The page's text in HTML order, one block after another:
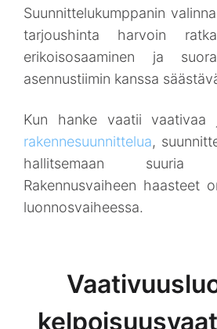
Suunnittelukumppanin
tarjoushinta harvoin
erikoisosaaminen ja
asennustiimin kanssa
Kun hanke vaatii vaativaa
rakennesuunnittelua,
hallitsemaan suuria
Rakennusvaiheen haasteet
luonnosvaiheessa.